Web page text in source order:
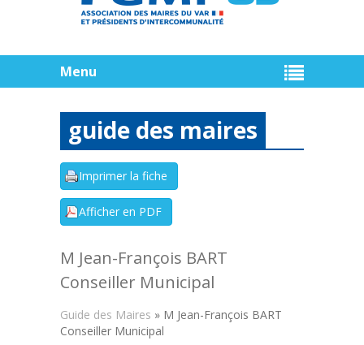
Menu
guide des maires
M Jean-François BART
Conseiller Municipal
Guide des Maires » M Jean-François BART
Conseiller Municipal